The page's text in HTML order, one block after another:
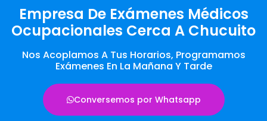
Empresa De Exámenes Médicos
Ocupacionales Cerca A Chucuito
Nos Acoplamos A Tus Horarios, Programamos
Exámenes En La Mañana Y Tarde
Conversemos por Whatsapp